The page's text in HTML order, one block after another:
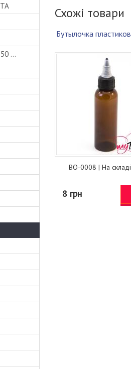
...
Схожі товари
Бутылочка
BO-0008 | На
8 грн